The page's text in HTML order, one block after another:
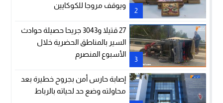
2
ويوقف مروجا للكوكايين
3
27 قتيلا و3043 جريحا حصيلة حوادث
السير بالمناطق الحضرية خلال
الأسبوع المنصرم
إصابة حارس أمن بجروح خطيرة بعد
محاولته وضع حد لحياته بالرباط